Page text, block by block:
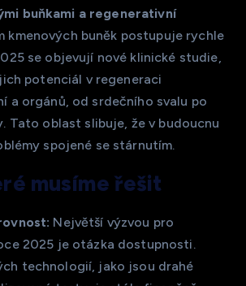
buňkami a regenerativní
kmenových buněk postupuje rychle
se objevují nové klinické studie,
potenciál v regeneraci
a orgánů, od srdečního svalu po
Tato oblast slibuje, že v budoucnu
spojené se stárnutím.
musíme řešit
Největší výzvou pro
2025 je otázka dostupnosti.
technologií, jako jsou drahé